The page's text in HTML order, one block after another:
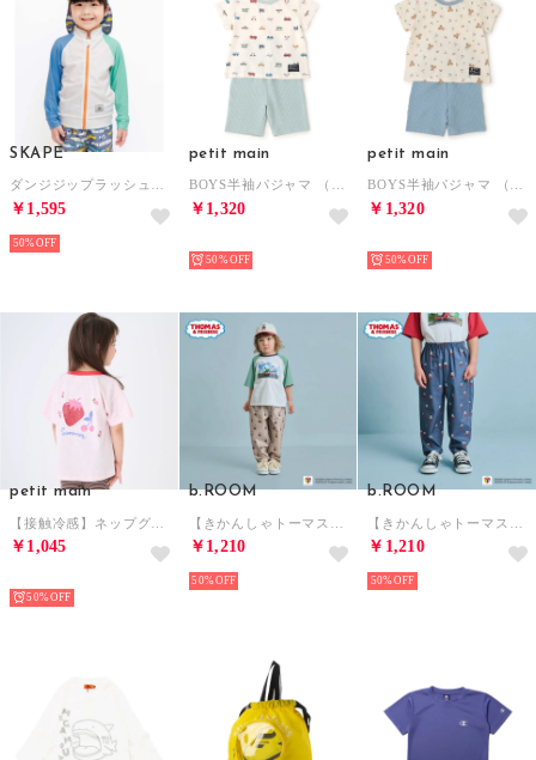
SKAPE
ダンジジップラッシュガード （ホワイト）
￥1,595
50%
petit main
BOYS半袖パジャマ （エメラルド グリーン）
￥1,320
50%
petit main
BOYS半袖パジャマ （サックス）
￥1,320
50%
petit main
￥1,045
50%
b.ROOM
￥1,210
50%
b.ROOM
￥1,210
50%